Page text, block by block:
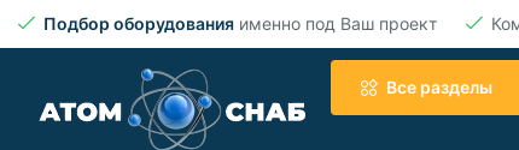
Подбор оборудования именно под Ваш проект
Все разделы